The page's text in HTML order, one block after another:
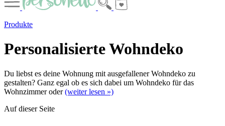
Produkte
Personalisierte Wohndeko
Du liebst es deine Wohnung mit ausgefallener Wohndeko zu
gestalten? Ganz egal ob es sich dabei um Wohndeko für das
Wohnzimmer oder(weiter lesen »)
Auf dieser Seite